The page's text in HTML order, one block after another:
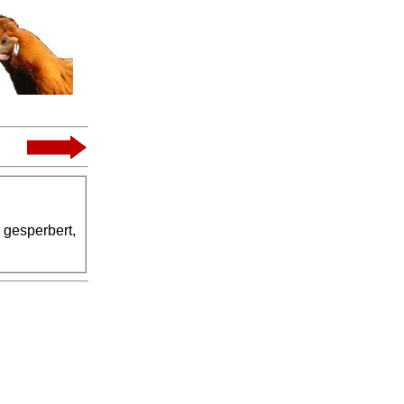
gesperbert,